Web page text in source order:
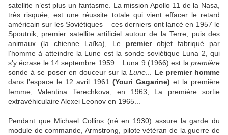
satellite n’est plus un fantasme. La mission Apollo 11 de la Nasa,
très risquée, est une réussite totale qui vient effacer le retard
américain sur les Soviétiques – ces derniers ont lancé en 1957 le
Spoutnik, premier satellite artificiel autour de la Terre, puis des
animaux
(la chienne Laïka), Le premierobjet fabriqué par
l'homme à atteindre la Lune est la sonde soviétique Luna 2, qui
s'y écrase le 14 septembre 1959...
Luna 9 (1966) est lapremière
sonde à se poser en douceur sur laLune
Le premier homme
dans l’espace le 12 avril 1961 (Youri Gagarine) et la première
femme, Valentina Terechkova, en 1963, La première sortie
extravéhiculaireAlexei Leonov en 1965...
Pendant que Michael Collins (né en 1930) assure la garde du
module de commande, Armstrong, pilote vétéran de la guerre de